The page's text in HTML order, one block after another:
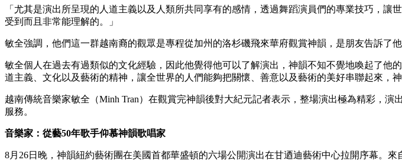
「尤其是演出所呈現的人道主義以及人類所共同享有的感情，透過舞蹈演員們的專業技巧，
受到而且非常能理解的。」
敏全強調，他們這一群越南裔的觀眾是專程從加州的洛杉磯飛來華府觀賞神韻，是朋友告訴了
敏全個人在過去有過類似的文化經驗，因此他覺得他可以了解演出，神韻不知不覺地喚起了
道主義、文化以及藝術的精神，讓全世界的人們能夠把關懷、善意以及藝術的美好串聯起來，
越南傳統音樂家敏全（Minh Tran）在觀賞完神韻後對大紀元記者表示，整場演出極為精彩，
服務。
音樂家：從藝50年歌手仰慕神韻歌唱家
8月26日晚，神韻紐約藝術團在美國首都華盛頓的六場公開演出在甘迺迪藝術中心拉開序幕。